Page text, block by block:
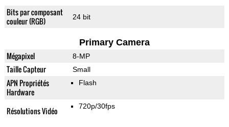
Bits par composant
couleur (RGB)
24 bit
Primary Camera
Mégapixel 8-MP
Taille Capteur Small
APN Propriétés
Hardware
Flash
Résolutions Vidéo 720p/30fps